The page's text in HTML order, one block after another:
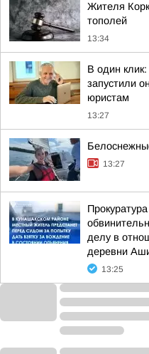
Жителя
тополей
13:34
В один
запустили
юристам
13:27
13:27
делу в
деревни
13:25